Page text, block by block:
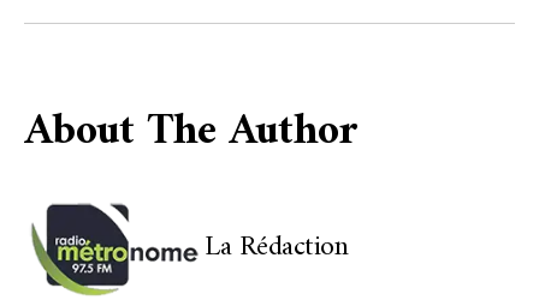
About The Author
La Rédaction